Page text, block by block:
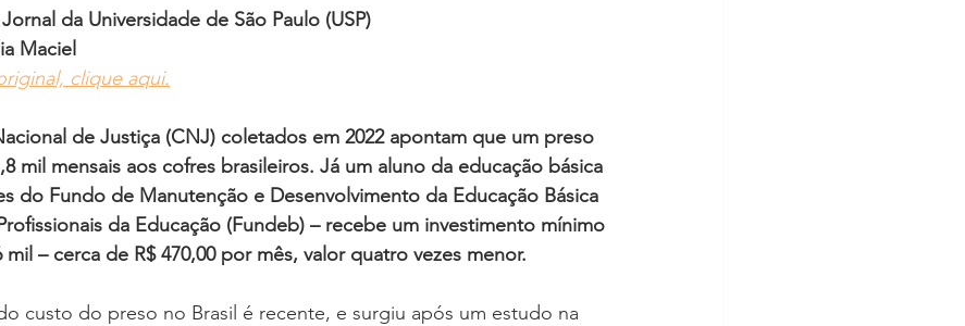
da Universidade de São Paulo (USP)
Maciel
clique aqui.
de Justiça (CNJ) coletados em 2022 apontam que um preso
mil mensais aos cofres brasileiros. Já um aluno da educação básica
do Fundo de Manutenção e Desenvolvimento da Educação Básica
da Educação (Fundeb) – recebe um investimento mínimo
– cerca de R$ 470,00 por mês, valor quatro vezes menor.
custo do preso no Brasil é recente, e surgiu após um estudo na